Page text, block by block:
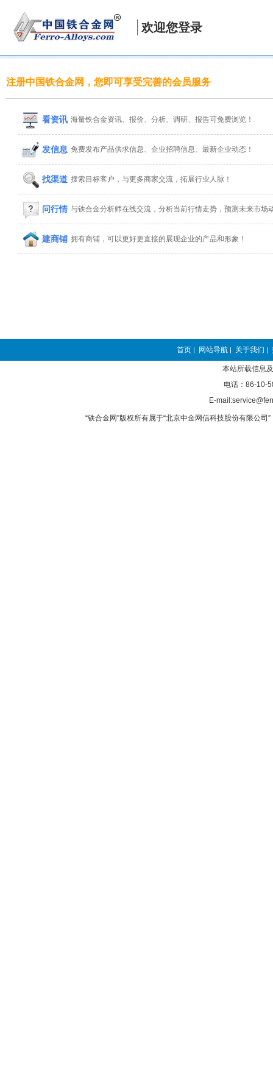
欢迎您登录
注册中国铁合金网，您即可享受完善的会员服务
看资讯 海量铁合金资讯、报价、分析、调研、报告可免费浏览！
发信息 免费发布产品供求信息、企业招聘信息、最新企业动态！
找渠道 搜索目标客户，与更多商家交流，拓展行业人脉！
问行情 与铁合金分析师在线交流，分析当前行情走势，预测未来市场
建商铺 拥有商铺，可以更好更直接的展现企业的产品和形象！
首页 | 网站导航 | 关于我们 |
本站所载信息
电话：86-10-
E-
“铁合金网”版权所有属于“北京中金网信科技股份有限公司